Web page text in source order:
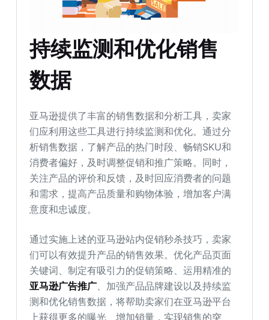
持续监测和优化销售
数据
亚马逊提供了丰富的销售数据和分析工具，卖家
们应利用这些工具进行持续监测和优化。通过分
析销售数据，了解产品的热门时段、畅销SKU和
消费者偏好，及时调整促销和推广策略。同时，
关注产品的评价和反馈，及时回应消费者的问题
和需求，提高产品质量和购物体验，增加客户满
意度和忠诚度。
通过实施上述的亚马逊站内促销秒杀技巧，卖家
们可以有效提升产品的销售效果。优化产品页面
关键词、制定有吸引力的促销策略、运用精准的
亚马逊广告推广 、加强产品品牌建设以及持续监
测和优化销售数据，将帮助卖家们在亚马逊平台
上获得更多的曝光、增加销量，实现销售的突